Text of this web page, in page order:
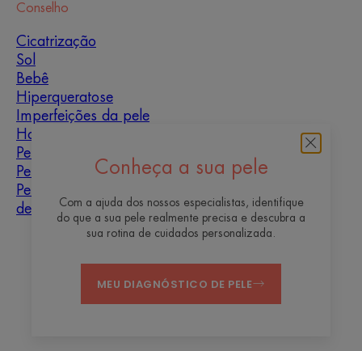
Conheça a sua pele
Com a ajuda dos nossos especialistas, identifique
do que a sua pele realmente precisa e descubra a
sua rotina de cuidados personalizada.
MEU DIAGNÓSTICO DE PELE
Conselho
Cicatrização
Sol
Bebê
Hiperqueratose
Imperfeições da pele
Homens
Pele mista
Pele seca
Pele seca e
desidratação
Contato Perguntas mais frequentes